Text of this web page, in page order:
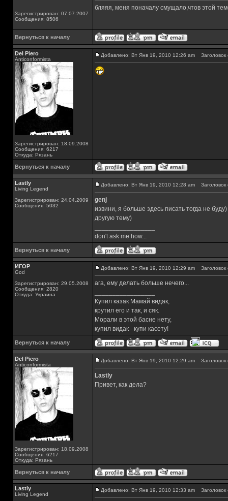
Зарегистрирован: 07.07.2007
Сообщения: 8506
бляяя, меня поначалу смущало,чтов этой
Вернуться к началу
Del Piero
Аnticonformista
Зарегистрирован: 18.09.2008
Сообщения: 6217
Откуда: Рязань
Добавлено: Вт Янв 19, 2010 12:26 am Заголовок
Вернуться к началу
Lastly
Living Legend
Зарегистрирован: 24.04.2009
Сообщения: 5032
Добавлено: Вт Янв 19, 2010 12:28 am Заголовок
genj
извини, я больше здесь писать тогда не
другую тему)
don't ask me how...
Вернуться к началу
ИГОР
God
Зарегистрирован: 29.05.2008
Сообщения: 2820
Откуда: Украина
Добавлено: Вт Янв 19, 2010 12:29 am Заголовок
ага, ему делать больше нечего...
Купил казак Мамай видак,
крутил его и так, и сяк.
Морали в этой басне нету,
купил видак - купи касету!
Вернуться к началу
Del Piero
Аnticonformista
Зарегистрирован: 18.09.2008
Сообщения: 6217
Откуда: Рязань
Добавлено: Вт Янв 19, 2010 12:29 am Заголовок
Lastly
Привет, как дела?
Вернуться к началу
Lastly
Living Legend
Добавлено: Вт Янв 19, 2010 12:33 am Заголовок